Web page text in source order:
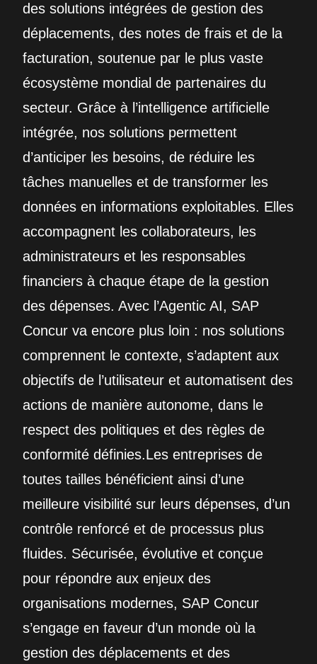
des solutions intégrées de gestion des
déplacements, des notes de frais et de la
facturation, soutenue par le plus vaste
écosystème mondial de partenaires du
secteur. Grâce à l’intelligence artificielle
intégrée, nos solutions permettent
d’anticiper les besoins, de réduire les
tâches manuelles et de transformer les
données en informations exploitables. Elles
accompagnent les collaborateurs, les
administrateurs et les responsables
financiers à chaque étape de la gestion
des dépenses. Avec l’Agentic AI, SAP
Concur va encore plus loin : nos solutions
comprennent le contexte, s’adaptent aux
objectifs de l’utilisateur et automatisent des
actions de manière autonome, dans le
respect des politiques et des règles de
conformité définies.Les entreprises de
toutes tailles bénéficient ainsi d’une
meilleure visibilité sur leurs dépenses, d’un
contrôle renforcé et de processus plus
fluides. Sécurisée, évolutive et conçue
pour répondre aux enjeux des
organisations modernes, SAP Concur
s’engage en faveur d’un monde où la
gestion des déplacements et des